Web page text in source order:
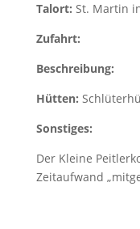
Talort: St. Martin
Zufahrt:
Beschreibung:
Hütten:
Sonstiges:
Der Kleine
Zeitaufwand